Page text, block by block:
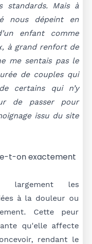
standards. Mais à
nous dépeint en
enfant comme
à grand renfort de
me sentais pas le
de couples qui
certains qui n’y
de passer pour
issu du site
t-on exactement
largement les
à la douleur ou
Cette peur
qu'elle affecte
rendant le